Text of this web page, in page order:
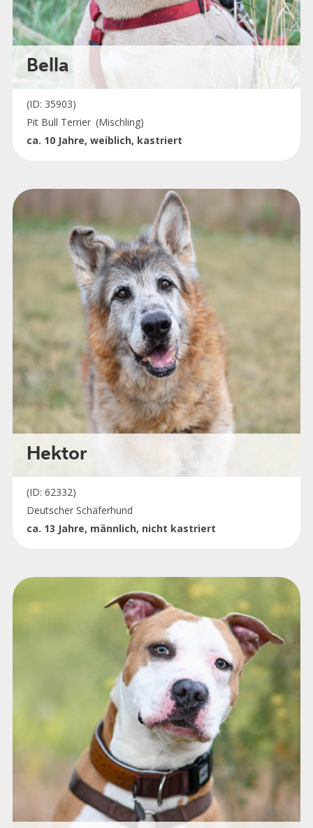
Bella
(ID: 35903)
Pit Bull Terrier (Mischling)
ca. 10 Jahre, weiblich, kastriert
Hektor
(ID: 62332)
Deutscher Schäferhund
ca. 13 Jahre, männlich, nicht kastriert